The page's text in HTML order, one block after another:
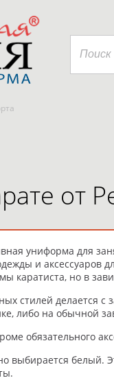
от
униформа для
и аксессуаров
каратиста, но в
стилей делается
либо на обычной
обязательного
выбирается белый.